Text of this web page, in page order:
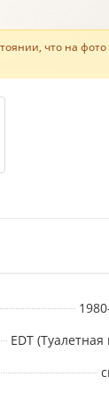
что на
EDT (Туалетная